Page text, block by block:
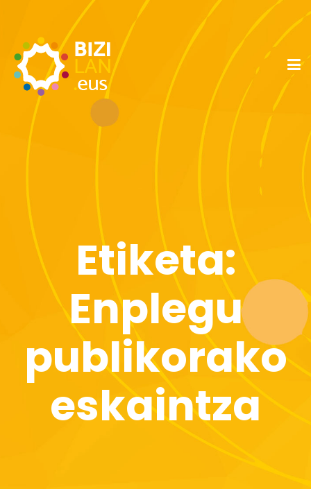
Etiketa:
Enplegu
publikorako
eskaintza